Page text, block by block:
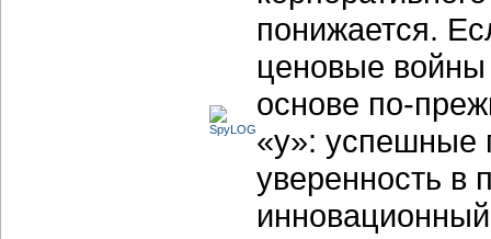
понижается.
ценовые
основе по-
«у»: успешные
уверенность в